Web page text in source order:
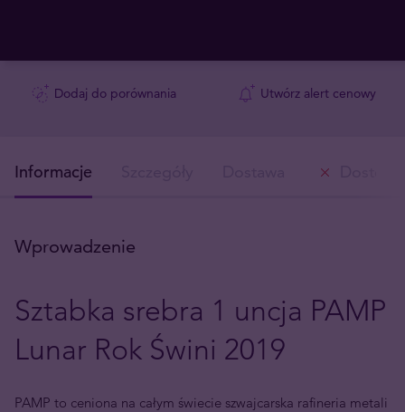
Dodaj do porównania Utwórz alert cenowy
Informacje
Wprowadzenie
Sztabka srebra 1 uncja PAMP
Lunar Rok Świni 2019
PAMP to ceniona na całym świecie szwajcarska rafineria metali